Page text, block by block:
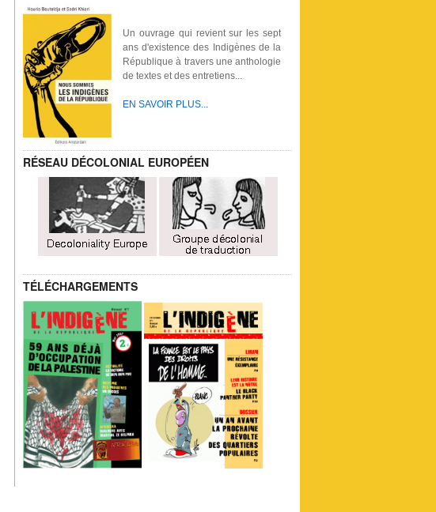
Un ouvrage qui revient sur les sept
ans d'existence des Indigènes de la
République à travers une anthologie
de textes et des entretiens...
EN SAVOIR PLUS...
RÉSEAU DÉCOLONIAL EUROPÉEN
TÉLÉCHARGEMENTS